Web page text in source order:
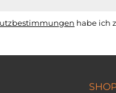
habe ich